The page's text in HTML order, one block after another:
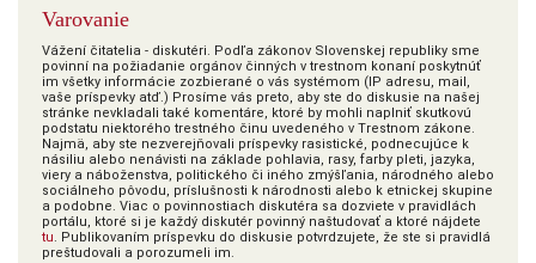
Varovanie
Vážení čitatelia - diskutéri. Podľa zákonov Slovenskej republiky sme
povinní na požiadanie orgánov činných v trestnom konaní poskytnúť
im všetky informácie zozbierané o vás systémom (IP adresu, mail,
vaše príspevky atď.) Prosíme vás preto, aby ste do diskusie na našej
stránke nevkladali také komentáre, ktoré by mohli naplniť skutkovú
podstatu niektorého trestného činu uvedeného v Trestnom zákone.
Najmä, aby ste nezverejňovali príspevky rasistické, podnecujúce k
násiliu alebo nenávisti na základe pohlavia, rasy, farby pleti, jazyka,
viery a náboženstva, politického či iného zmýšľania, národného alebo
sociálneho pôvodu, príslušnosti k národnosti alebo k etnickej skupine
a podobne. Viac o povinnostiach diskutéra sa dozviete v pravidlách
portálu, ktoré si je každý diskutér povinný naštudovať a ktoré nájdete
tu. Publikovaním príspevku do diskusie potvrdzujete, že ste si pravidlá
preštudovali a porozumeli im.